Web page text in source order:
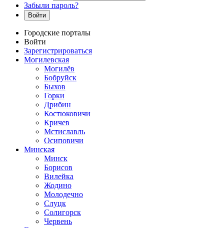
Забыли пароль?
Войти
Городские порталы
Войти
Зарегистрироваться
Могилевская
Могилёв
Бобруйск
Быхов
Горки
Дрибин
Костюковичи
Кричев
Мстиславль
Осиповичи
Минская
Минск
Борисов
Вилейка
Жодино
Молодечно
Слуцк
Солигорск
Червень